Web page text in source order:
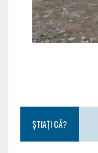
ȘTIAȚI CĂ?